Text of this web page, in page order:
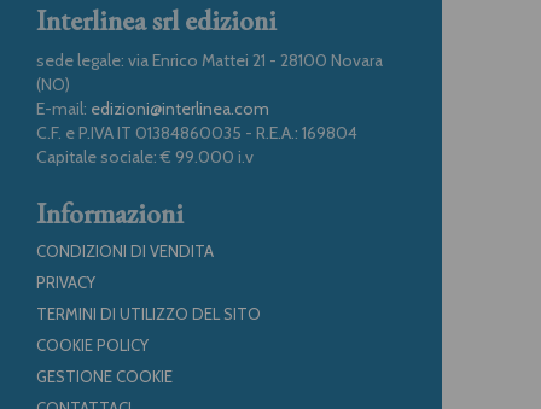
Interlinea srl edizioni
sede legale: via Enrico Mattei 21 - 28100 Novara
(NO)
E-mail: edizioni@interlinea.com
C.F. e P.IVA IT 01384860035 - R.E.A.: 169804
Capitale sociale: € 99.000 i.v
Informazioni
CONDIZIONI DI VENDITA
PRIVACY
TERMINI DI UTILIZZO DEL SITO
COOKIE POLICY
GESTIONE COOKIE